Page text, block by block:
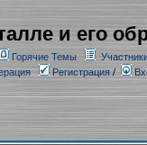
и его
Горячие Темы
Регистрация/